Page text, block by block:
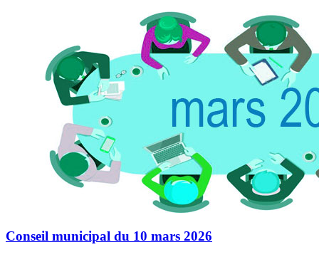
Conseil municipal du 10 mars 2026